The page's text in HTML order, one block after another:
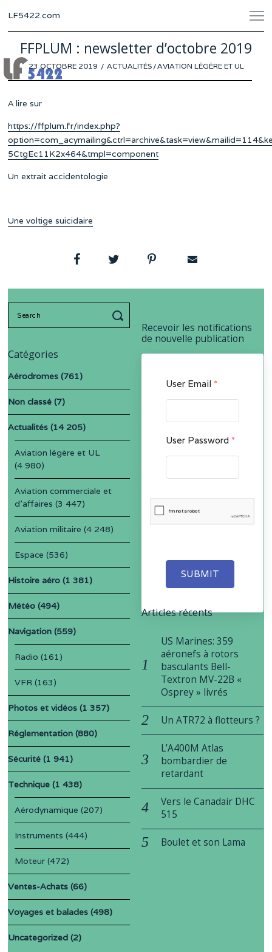
LF5422.com
FFPLUM : newsletter d’octobre 2019
POSTED
ON
23 OCTOBRE 2019 ACTUALITÉS /AVIATION LÉGÈRE ET UL
A lire sur
https://ffplum.fr/index.php?
5CtgEc11K2x464&tmpl=component
Un extrait accidentologie
Une voltige suicidaire
Recevoir les notifications
de nouvelle publication
User Email *
User Password *
SUBMIT
Catégories
Aérodromes (761)
Non classé (7)
Actualités (14 205)
Aviation légère et UL
(4 980)
Aviation commerciale et
d'affaires (3 447)
Aviation militaire (4 248)
Espace (536)
Histoire aéro (1 381)
Météo (494)
Navigation (559)
Radio (161)
VFR (163)
Photos et vidéos (1 357)
Réglementation (880)
Sécurité (1 941)
Technique (1 438)
Aérodynamique (207)
Instruments (444)
Moteur (472)
Ventes-Achats (66)
Voyages et balades (498)
Uncategorized (2)
Articles récents
US Marines: 359
aéronefs à rotors
basculants Bell-
Textron MV-22B «
Osprey » livrés
Un ATR72 à flotteurs ?
L’A400M Atlas
bombardier de
retardant
Vers le Canadair DHC
515
Boulet et son Lama